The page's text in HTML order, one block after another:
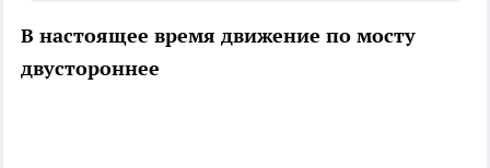
В настоящее время движение по мосту
двустороннее